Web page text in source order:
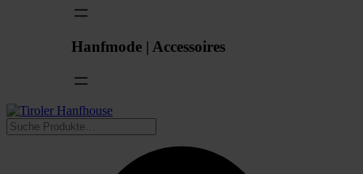
Hanfmode | Accessoires
Suchen